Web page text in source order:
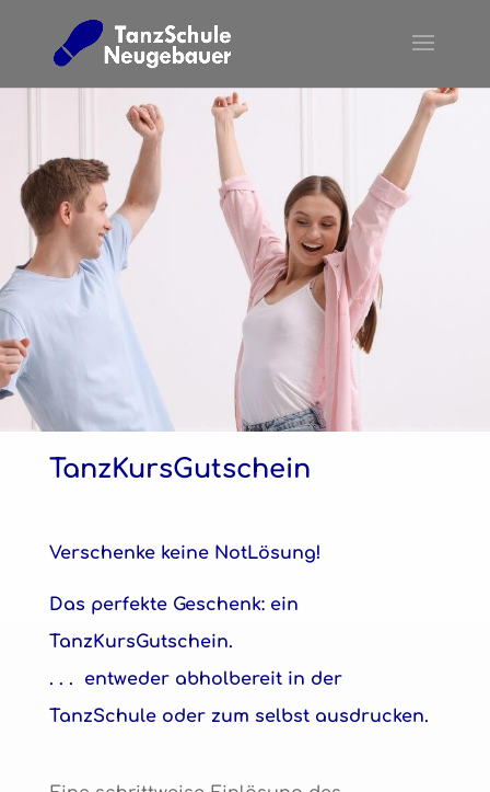
TanzKursGutschein
Verschenke keine NotLösung!
Das perfekte Geschenk: ein
TanzKursGutschein.
. . . entweder abholbereit in der
TanzSchule oder zum selbst ausdrucken.